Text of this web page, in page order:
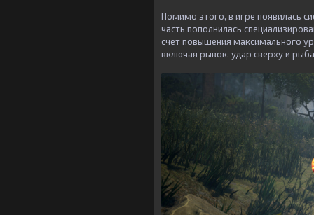
Помимо этого, в игре появилась
часть пополнилась
счет повышения максимального
включая рывок, удар сверху и